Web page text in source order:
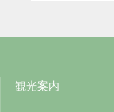
観光案内